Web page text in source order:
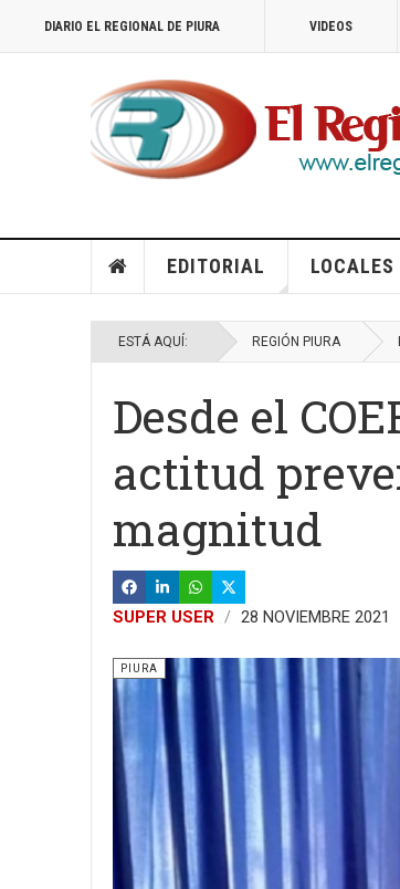
DIARIO EL REGIONAL DE PIURA VIDEOS
EDITORIAL LOCALES
ESTÁ AQUÍ: REGIÓN PIURA
Desde el
actitud
magnitud
SUPER USER 28 NOVIEMBRE 2021
PIURA